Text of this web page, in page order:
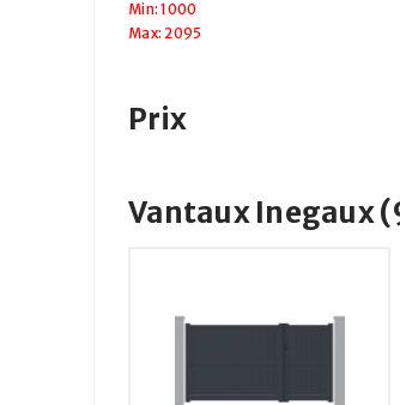
Min: 1000
Max: 2095
Prix
Vantaux Inegaux